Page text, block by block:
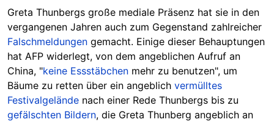
Greta Thunbergs große mediale Präsenz hat sie in den
vergangenen Jahren auch zum Gegenstand zahlreicher
Falschmeldungen gemacht. Einige dieser Behauptungen
hat AFP widerlegt, von dem angeblichen Aufruf an
China, "keine Essstäbchen mehr zu benutzen", um
Bäume zu retten über ein angeblich vermülltes
Festivalgelände nach einer Rede Thunbergs bis zu
gefälschten Bildern, die Greta Thunberg angeblich an